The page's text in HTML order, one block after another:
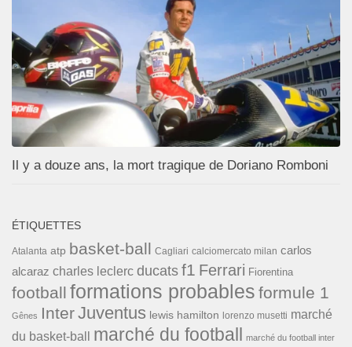
Il y a douze ans, la mort tragique de Doriano Romboni
ÉTIQUETTES
Atalanta atp basket-ball Cagliari calciomercato milan carlos
alcaraz charles leclerc ducats f1 Ferrari Fiorentina
football formations probables formule 1
Gênes InterJuventus lewis hamilton lorenzo musetti marché
du basket-ball
marché du football marché du football inter